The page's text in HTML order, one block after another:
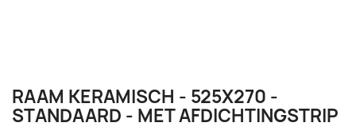
RAAM KERAMISCH - 525X270 -
STANDAARD - MET AFDICHTINGSTRIP